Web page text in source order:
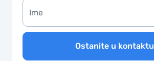
Ostanite u kontaktu